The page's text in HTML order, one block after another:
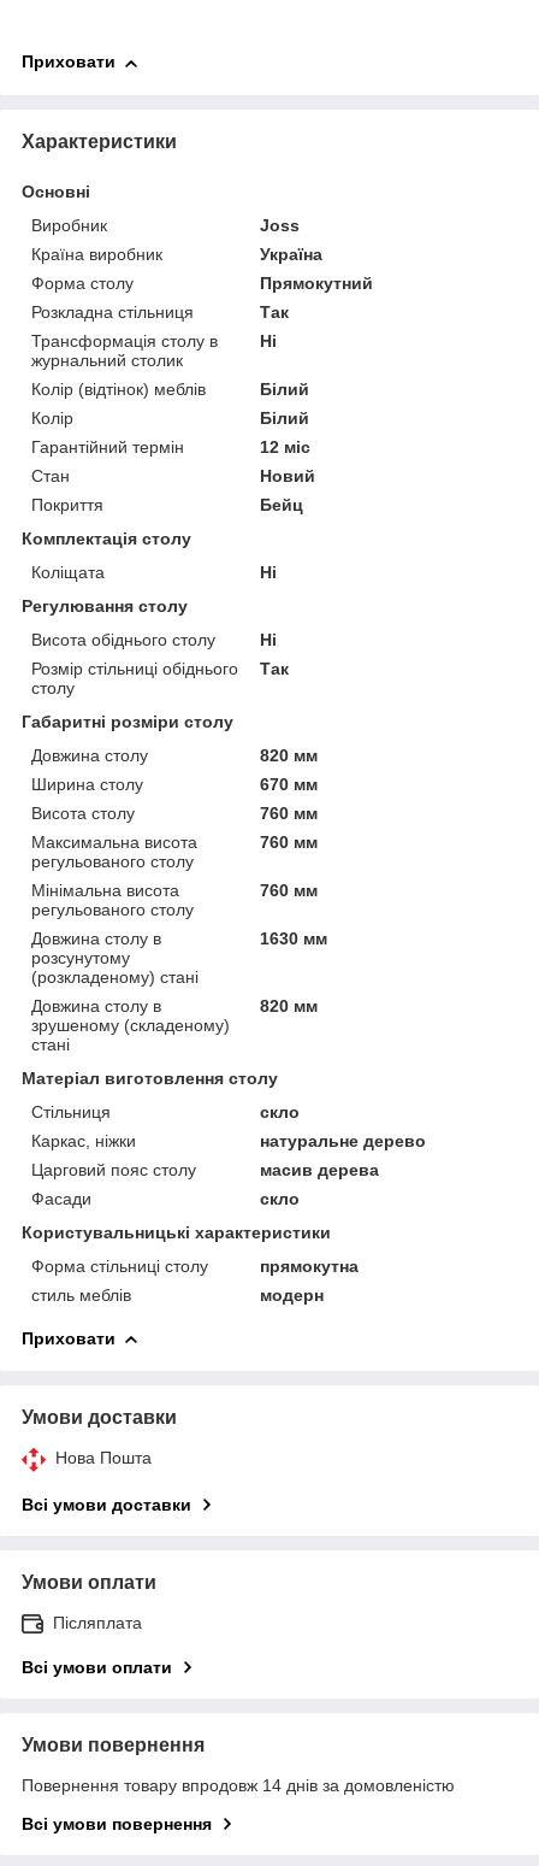
Приховати
Характеристики
Основні
Виробник
Joss
Країна виробник
Україна
Форма столу
Прямокутний
Розкладна стільниця
Так
Трансформація столу в
журнальний столик
Ні
Колір (відтінок) меблів
Білий
Колір
Білий
Гарантійний термін
12 міс
Стан
Новий
Покриття
Бейц
Комплектація столу
Коліщата
Ні
Регулювання столу
Висота обіднього столу
Ні
Розмір стільниці обіднього
столу
Так
Габаритні розміри столу
Довжина столу
820 мм
Ширина столу
670 мм
Висота столу
760 мм
Максимальна висота
регульованого столу
760 мм
Мінімальна висота
регульованого столу
760 мм
Довжина столу в
розсунутому
(розкладеному) стані
1630 мм
Довжина столу в
зрушеному (складеному)
стані
820 мм
Матеріал виготовлення столу
Стільниця
скло
Каркас, ніжки
натуральне дерево
Царговий пояс столу
масив дерева
Фасади
скло
Користувальницькі характеристики
Форма стільниці столу
прямокутна
стиль меблів
модерн
Приховати
Умови доставки
Нова Пошта
Всі умови доставки
Умови оплати
Післяплата
Всі умови оплати
Умови повернення
Повернення товару впродовж 14 днів за домовленістю
Всі умови повернення